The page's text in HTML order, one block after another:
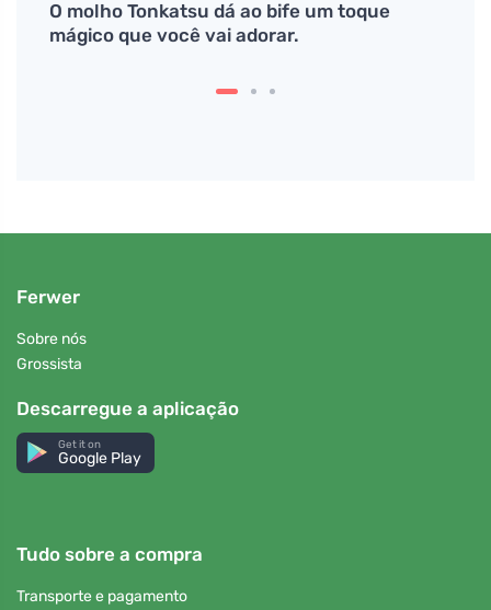
O molho Tonkatsu dá ao bife um toque
mágico que você vai adorar.
Ferwer
Sobre nós
Grossista
Descarregue a aplicação
Get it on
Google Play
Tudo sobre a compra
Transporte e pagamento